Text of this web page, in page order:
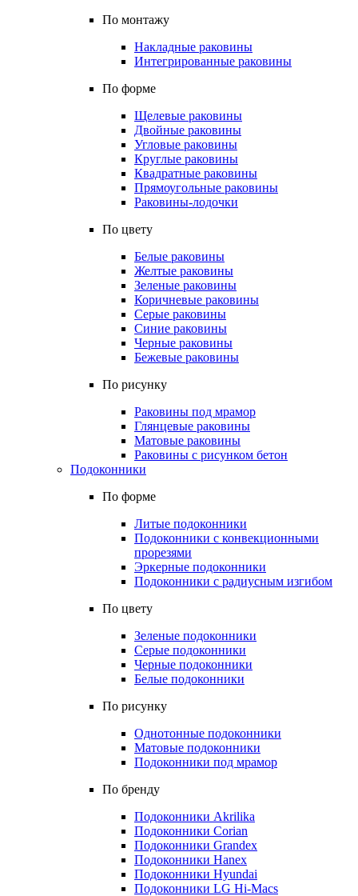
По монтажу
Накладные раковины
Интегрированные раковины
По форме
Щелевые раковины
Двойные раковины
Угловые раковины
Круглые раковины
Квадратные раковины
Прямоугольные раковины
Раковины-лодочки
По цвету
Белые раковины
Желтые раковины
Зеленые раковины
Коричневые раковины
Серые раковины
Синие раковины
Черные раковины
Бежевые раковины
По рисунку
Раковины под мрамор
Глянцевые раковины
Матовые раковины
Раковины с рисунком бетон
Подоконники
По форме
Литые подоконники
Подоконники с конвекционными
прорезями
Эркерные подоконники
Подоконники с радиусным изгибом
По цвету
Зеленые подоконники
Серые подоконники
Черные подоконники
Белые подоконники
По рисунку
Однотонные подоконники
Матовые подоконники
Подоконники под мрамор
По бренду
Подоконники Akrilika
Подоконники Corian
Подоконники Grandex
Подоконники Hanex
Подоконники Hyundai
Подоконники LG Hi-Macs